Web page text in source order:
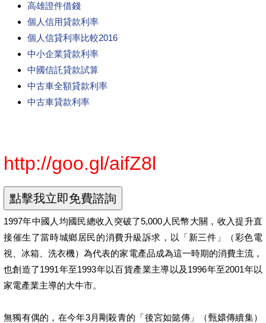
高雄證件借錢
個人信用貸款利率
個人信貸利率比較2016
中小企業貸款利率
中國信託貸款試算
中古車全額貸款利率
中古車貸款利率
http://goo.gl/aifZ8l
1997年中國人均國民總收入突破了5,000人民幣大關，收入提升直
接催生了當時城鄉居民的消費升級訴求，以「新三件」（彩色電
視、冰箱、洗衣機）為代表的家電產品成為這一時期的消費主流，
也創造了1991年至1993年以百貨產業主導以及1996年至2001年以
家電產業主導的大牛市。
無獨有偶的，在今年3月剛殺青的「後宮如懿傳」（甄嬛傳續集）